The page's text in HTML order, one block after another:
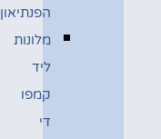
הפנתיאון
מלונות
ליד
קמפו
די